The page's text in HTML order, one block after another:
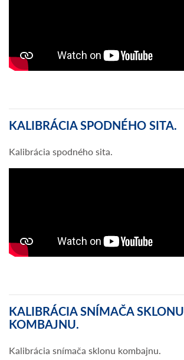
KALIBRÁCIA SPODNÉHO SITA.
Kalibrácia spodného sita.
KALIBRÁCIA SNÍMAČA SKLONU
KOMBAJNU.
Kalibrácia snímača sklonu kombajnu.